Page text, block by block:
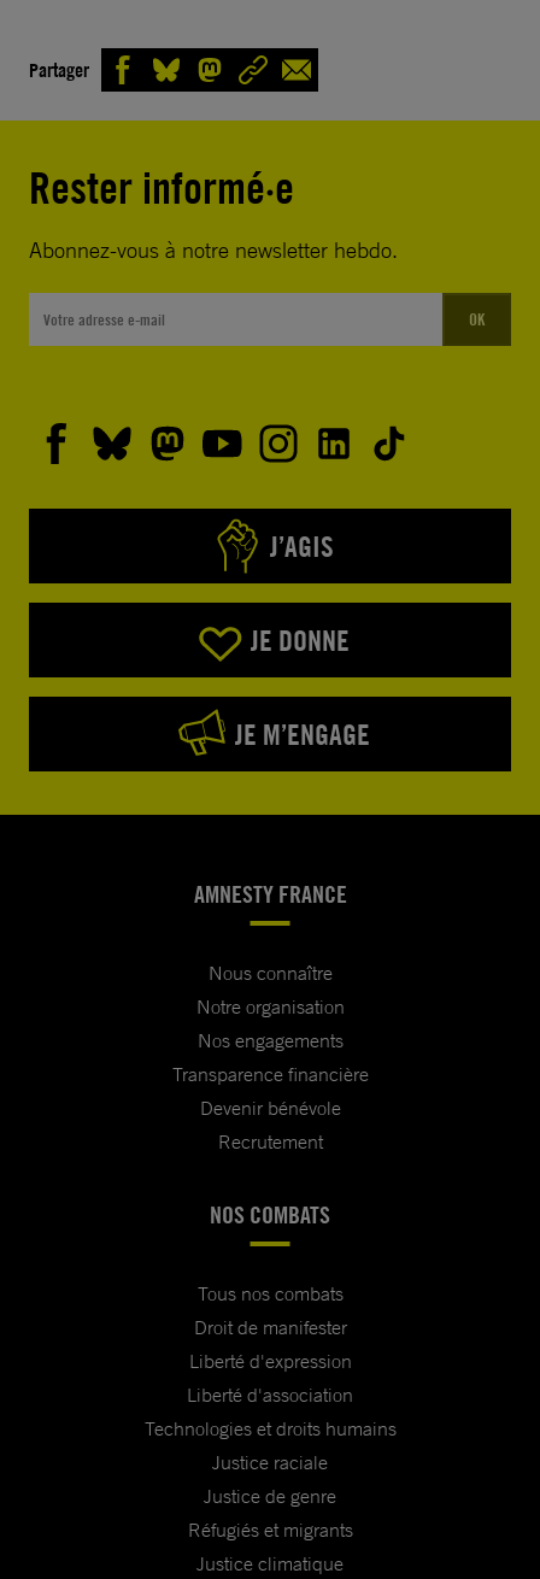
Partager
Rester informé·e
Abonnez-vous à notre newsletter hebdo.
OK
J’AGIS
JE DONNE
JE M’ENGAGE
AMNESTY FRANCE
Nous connaître
Notre organisation
Nos engagements
Transparence financière
Devenir bénévole
Recrutement
NOS COMBATS
Tous nos combats
Droit de manifester
Liberté d'expression
Liberté d'association
Technologies et droits humains
Justice raciale
Justice de genre
Réfugiés et migrants
Justice climatique